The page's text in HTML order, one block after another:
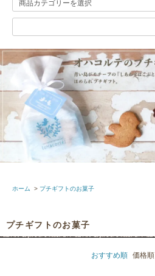
ホーム > プチギフトのお菓子
プチギフトのお菓子
おすすめ順 価格順